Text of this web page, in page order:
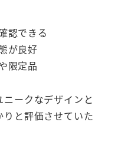
認できる
が良好
限定品
ークなデザインと
と評価させていた